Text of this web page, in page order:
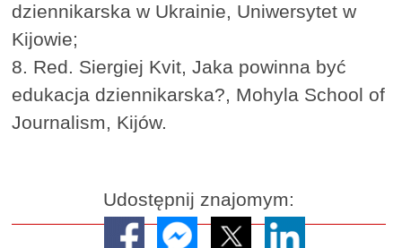
dziennikarska w Ukrainie, Uniwersytet w
Kijowie;
8. Red. Siergiej Kvit, Jaka powinna być
edukacja dziennikarska?, Mohyla School of
Journalism, Kijów.
Udostępnij znajomym: